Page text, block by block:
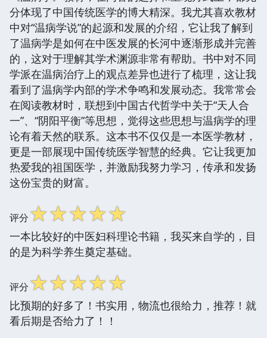
分体现了中国传统医学的博大精深。我尤其喜欢教材
中对“温病学说”的起源和发展的介绍，它让我了解到
了温病学是如何在中医发展的长河中逐渐形成并完善
的，这对于理解其学术渊源非常有帮助。书中对不同
学派在温病治疗上的观点差异也进行了梳理，这让我
看到了温病学内部的学术争鸣和发展动态。我常常会
在阅读教材时，联想到中国古代哲学中关于“天人合
一”、“阴阳平衡”等思想，觉得这些思想与温病学的理
论有着天然的联系。这本书不仅仅是一本医学教材，
更是一部展现中国传统医学智慧的经典。它让我更加
热爱我的祖国医学，并激励我努力学习，传承和发扬
这份宝贵的财富。
评分☆☆☆☆☆
一本比较好的中医妇科理论书籍，我买来自学的，目
的是为科学养生奠定基础。
评分☆☆☆☆☆
比预期的好多了！书实用，物流也很给力，推荐！就
看后期是否给力了！！